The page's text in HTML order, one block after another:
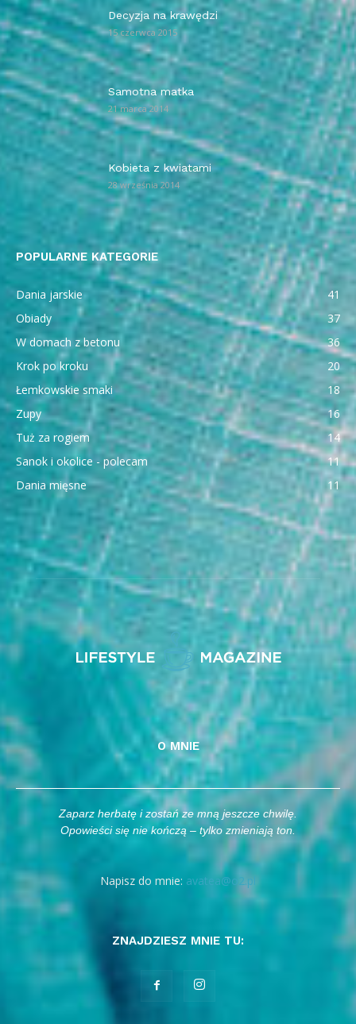
Decyzja na krawędzi
15 czerwca 2015
Samotna matka
21 marca 2014
Kobieta z kwiatami
28 września 2014
POPULARNE KATEGORIE
Dania jarskie
41
Obiady
37
W domach z betonu
36
Krok po kroku
20
Łemkowskie smaki
18
Zupy
16
Tuż za rogiem
14
Sanok i okolice - polecam
11
Dania mięsne
11
O MNIE
Zaparz herbatę i zostań ze mną jeszcze chwilę.
Opowieści się nie kończą – tylko zmieniają ton.
Napisz do mnie: avatea@o2.pl
ZNAJDZIESZ MNIE TU: